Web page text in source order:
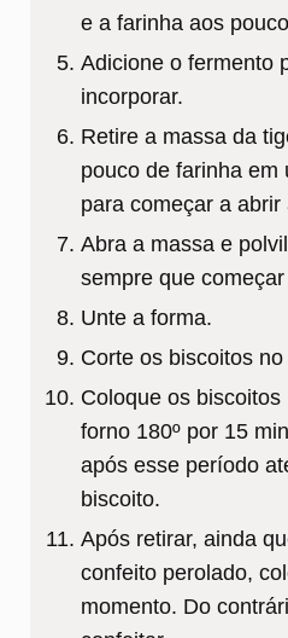
e a farinha aos
Adicione o fermento
incorporar.
Retire a massa da
pouco de farinha
para começar a abrir
Abra a massa e
sempre que
Unte a forma.
Corte os biscoitos
Coloque os
forno 180º por 15
após esse período
biscoito.
Após retirar, ainda
confeito perolado,
momento. Do